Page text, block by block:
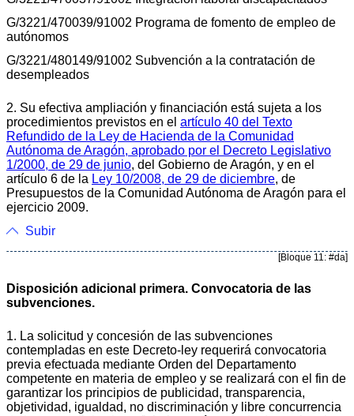
G/3221/470039/91002 Programa de fomento de empleo de
autónomos
G/3221/480149/91002 Subvención a la contratación de
desempleados
2. Su efectiva ampliación y financiación está sujeta a los
procedimientos previstos en el artículo 40 del Texto
Refundido de la Ley de Hacienda de la Comunidad
Autónoma de Aragón, aprobado por el Decreto Legislativo
1/2000, de 29 de junio, del Gobierno de Aragón, y en el
artículo 6 de la Ley 10/2008, de 29 de diciembre, de
Presupuestos de la Comunidad Autónoma de Aragón para el
ejercicio 2009.
Subir
[Bloque 11: #da]
Disposición adicional primera. Convocatoria de las
subvenciones.
1. La solicitud y concesión de las subvenciones
contempladas en este Decreto-ley requerirá convocatoria
previa efectuada mediante Orden del Departamento
competente en materia de empleo y se realizará con el fin de
garantizar los principios de publicidad, transparencia,
objetividad, igualdad, no discriminación y libre concurrencia